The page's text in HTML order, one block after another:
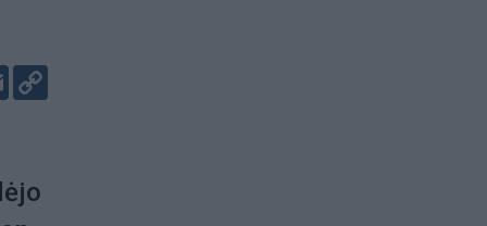
Email